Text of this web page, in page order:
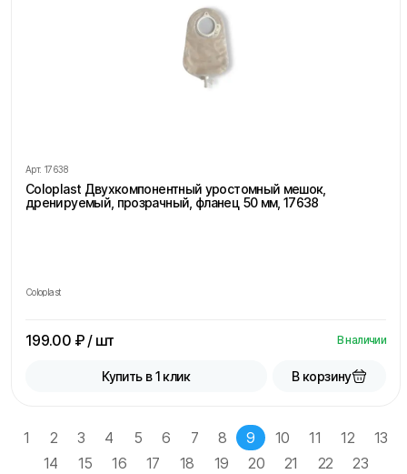
Арт. 17638
Coloplast Двухкомпонентный уростомный мешок,
дренируемый, прозрачный, фланец 50 мм, 17638
Coloplast
199.00 ₽ / шт В наличии
Купить в 1 клик В корзину
1 2 3 4 5 6 7 8 9(current)
10 11 12
13
14
15 16 17 18 19 20 21 22
23